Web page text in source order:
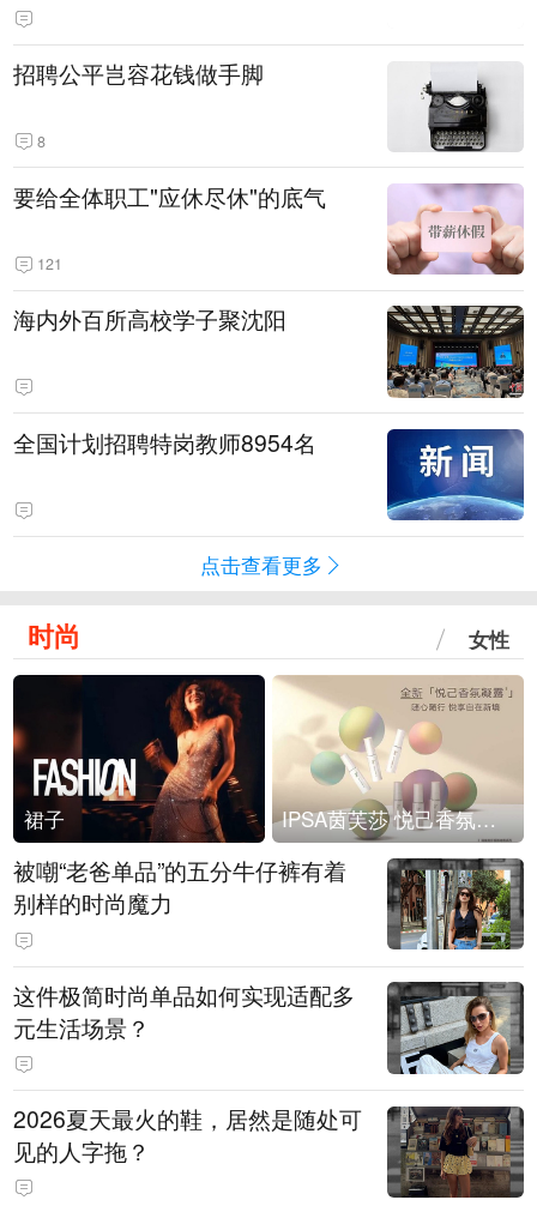
招聘公平岂容花钱做手脚
8
要给全体职工"应休尽休"的底气
121
海内外百所高校学子聚沈阳
全国计划招聘特岗教师8954名
点击查看更多
时尚 女性
裙子 IPSA茵芙莎 悦己香氛凝露上市
被嘲“老爸单品”的五分牛仔裤有着
别样的时尚魔力
这件极简时尚单品如何实现适配多
元生活场景？
2026夏天最火的鞋，居然是随处可
见的人字拖？